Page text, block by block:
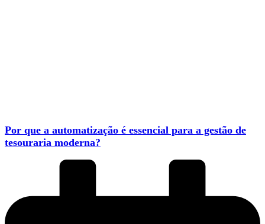
Por que a automatização é essencial para a gestão de
tesouraria moderna?